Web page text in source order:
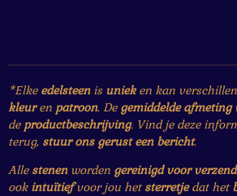
*Elke edelsteenis unieken kan
kleuren patroon. De gemiddelde afmeting
de productbeschrijving. Vind je deze
terug, stuur ons gerust een bericht.
Alle stenenworden gereinigd voor
ook intuïtiefvoor jou het sterretjedat het